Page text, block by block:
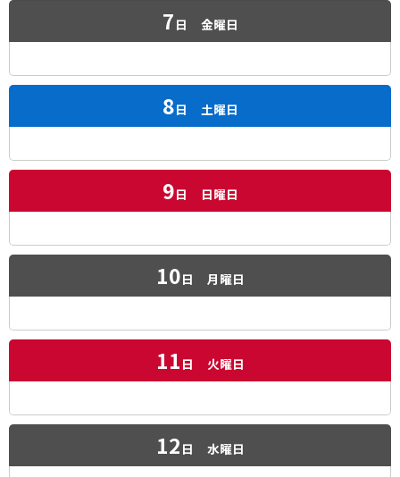
7 日 金曜日
8日 土曜日
9日 日曜日
10日 月曜日
11 日 火曜日
12 日 水曜日